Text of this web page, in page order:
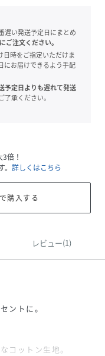
遅い発送予定日にまとめ
ご注文ください。
時をご指定いただけま
にお届けできるよう手配
予定日よりも遅れて発送
承ください。
倍！
詳しくはこちら
購入する
レビュー(1)
ントに。
コットン生地。